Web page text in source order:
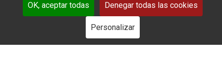
OK, aceptar todas
Denegar todas las cookies
Personalizar